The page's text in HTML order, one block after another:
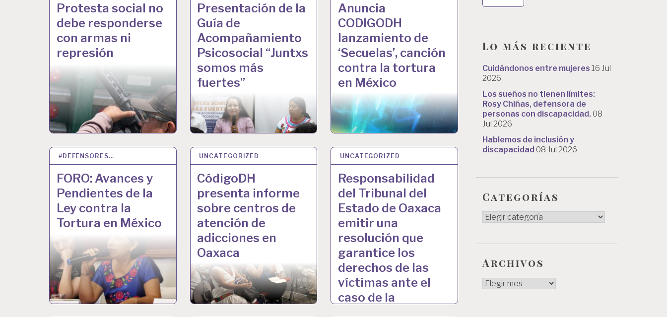
Protesta social no
debe responderse
con armas ni
represión
Presentación de la
Guía de
Acompañamiento
Psicosocial “Juntxs
somos más
fuertes”
Anuncia
CODIGODH
lanzamiento de
‘Secuelas’, canción
contra la tortura
en México
#DEFENSORES…
FORO: Avances y
Pendientes de la
Ley contra la
Tortura en México
08 NOV 2024 UNCATEGORIZED
CódigoDH
presenta informe
sobre centros de
atención de
adicciones en
Oaxaca
18 SEP 2024 UNCATEGORIZED
Responsabilidad
del Tribunal del
Estado de Oaxaca
emitir una
resolución que
garantice los
derechos de las
víctimas ante el
caso de la
29 AGO 2024
Lo más reciente
Cuidándonos entre mujeres 16 Jul
2026
Los sueños no tienen límites:
Rosy Chiñas, defensora de
personas con discapacidad. 08
Jul 2026
Hablemos de inclusión y
discapacidad 08 Jul 2026
Categorías
Categorías
Archivos
Archivos